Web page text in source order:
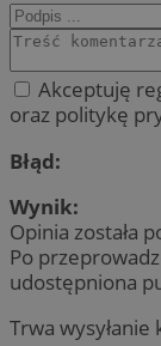
Akceptuję
oraz politykę
Błąd:
Wynik:
Opinia została
Po
udostępniona
Trwa